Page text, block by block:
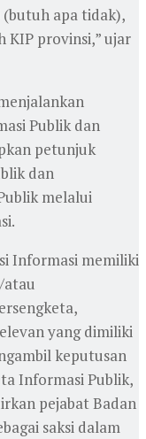
apa tidak),
KIP provinsi,” ujar
Publik dan
petunjuk
dan
melalui
Informasi memiliki
atau
yang dimiliki
keputusan
Informasi Publik,
pejabat Badan
saksi dalam